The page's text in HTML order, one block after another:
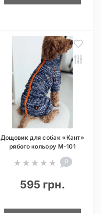
Дощовик для собак «Кант»
рябого кольору M-101
0
595 грн.